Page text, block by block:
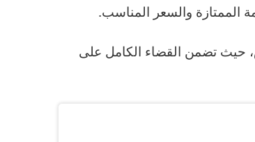
الممتازة والسعر المناسب.
حيث تضمن القضاء الكامل على